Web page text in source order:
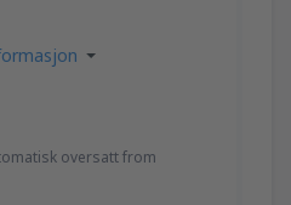
oversatt from